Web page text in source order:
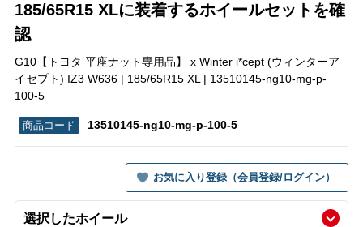
185/65R15 XLに装着するホイールセットを確
認
G10【トヨタ 平座ナット専用品】 x Winter i*cept (ウィンターア
イセプト) IZ3 W636 | 185/65R15 XL | 13510145-ng10-mg-p-
100-5
13510145-ng10-mg-p-100-5
お気に入り登録（会員登録/ログイン）
選択したホイール